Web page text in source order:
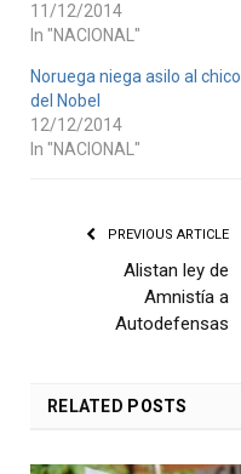
11/12/2014
In "NACIONAL"
Noruega niega asilo al chico
del Nobel
12/12/2014
In "NACIONAL"
PREVIOUS ARTICLE
Alistan ley de
Amnistía a
Autodefensas
RELATED POSTS